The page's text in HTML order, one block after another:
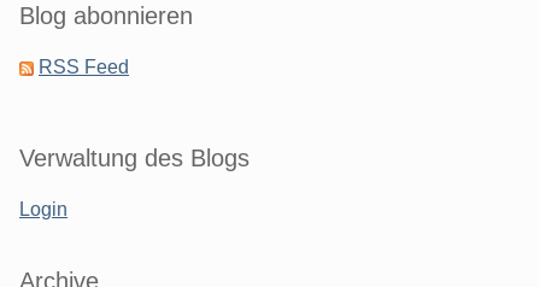
Blog abonnieren
RSS Feed
Verwaltung des Blogs
Login
Archive